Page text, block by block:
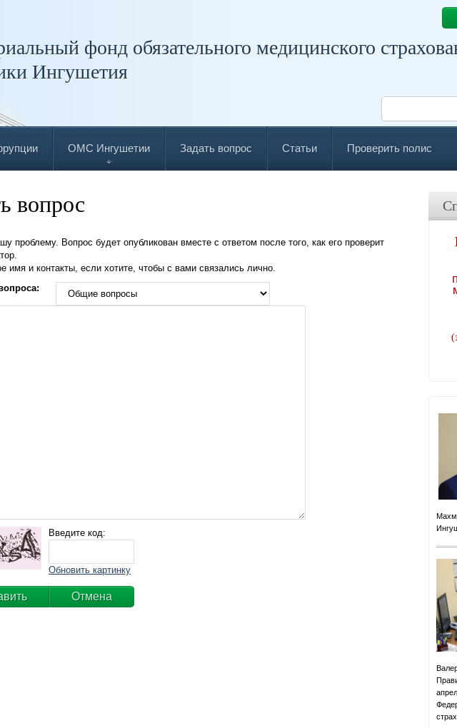
фонд обязательного медицинского
Ингушетия
ОМС Ингушетии Задать вопрос Статьи Проверить полис
вопрос
проблему. Вопрос будет опубликован вместе с ответом после того, как его проверит
имя и контакты, если хотите, чтобы с вами связались лично.
Введите код:
Обновить картинку